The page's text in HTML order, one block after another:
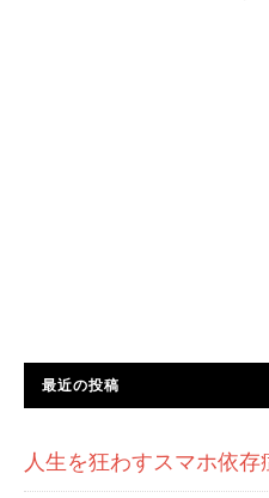
最近の投稿
人生を狂わすスマホ依存